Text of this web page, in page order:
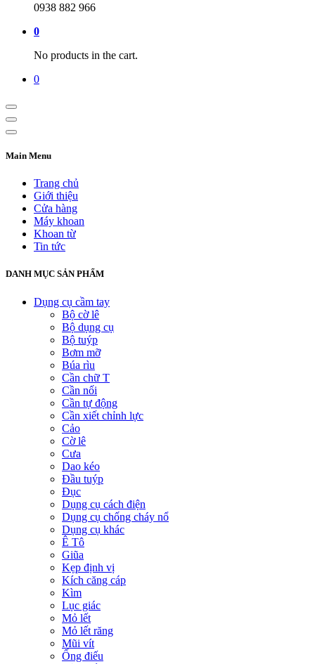
0938 882 966
0
No products in the cart.
0
Main Menu
Trang chủ
Giới thiệu
Cửa hàng
Máy khoan
Khoan từ
Tin tức
DANH MỤC SẢN PHẨM
Dụng cụ cầm tay
Bộ cờ lê
Bộ dụng cụ
Bộ tuýp
Bơm mỡ
Búa rìu
Cần chữ T
Cần nối
Cần tự động
Cần xiết chỉnh lực
Cảo
Cờ lê
Cưa
Dao kéo
Đầu tuýp
Đục
Dụng cụ cách điện
Dụng cụ chống cháy nổ
Dụng cụ khác
Ê Tô
Giũa
Kẹp định vị
Kích căng cáp
Kìm
Lục giác
Mỏ lết
Mỏ lết răng
Mũi vít
Ống điếu